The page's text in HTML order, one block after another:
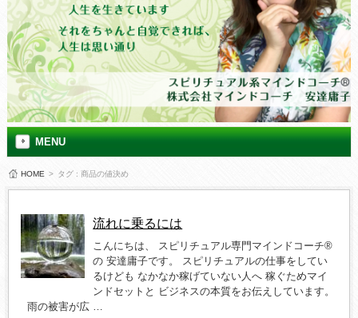
MENU
HOME > タグ : 商品の値決め
流れに乗るには
こんにちは、 スピリチュアル専門マインドコーチ®
の 安達庸子です。 スピリチュアルの仕事をしてい
るけども なかなか稼げていない人へ 稼ぐためマイ
ンドセットと ビジネスの本質をお伝えしています。
雨の被害が広 …